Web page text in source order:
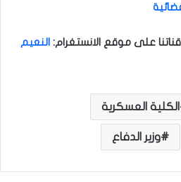
على موقع الانستغرام: النعيم
الكلية العسكرية
وزير الدفاع